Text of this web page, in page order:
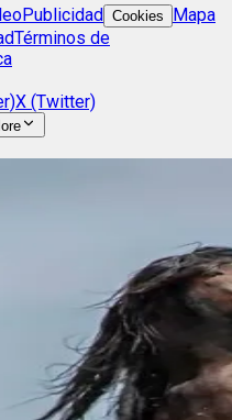
Publicidad Cookies
Mapa
Términos de
X (Twitter)